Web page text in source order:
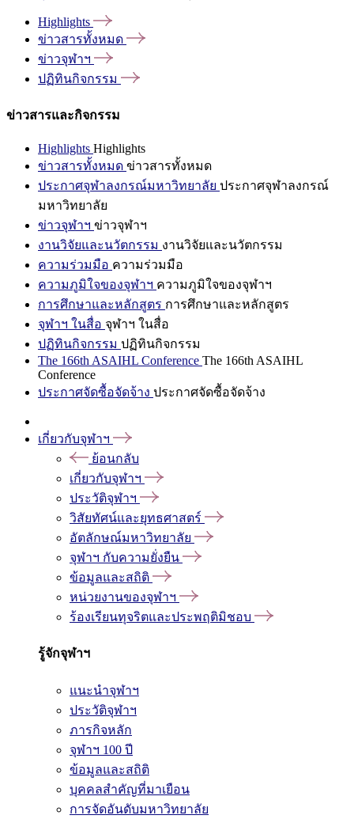
Highlights
ข่าวสารทั้งหมด
ข่าวจุฬาฯ
ปฏิทินกิจกรรม
ข่าวสารและกิจกรรม
Highlights Highlights
ข่าวสารทั้งหมด ข่าวสารทั้งหมด
ประกาศจุฬาลงกรณ์มหาวิทยาลัย ประกาศจุฬาลงกรณ์
มหาวิทยาลัย
ข่าวจุฬาฯ ข่าวจุฬาฯ
งานวิจัยและนวัตกรรม งานวิจัยและนวัตกรรม
ความร่วมมือ ความร่วมมือ
ความภูมิใจของจุฬาฯ ความภูมิใจของจุฬาฯ
การศึกษาและหลักสูตร การศึกษาและหลักสูตร
จุฬาฯ ในสื่อ จุฬาฯ ในสื่อ
ปฏิทินกิจกรรม ปฏิทินกิจกรรม
The 166th ASAIHL Conference The 166th ASAIHL
Conference
ประกาศจัดซื้อจัดจ้าง ประกาศจัดซื้อจัดจ้าง
เกี่ยวกับจุฬาฯ
ย้อนกลับ
เกี่ยวกับจุฬาฯ
ประวัติจุฬาฯ
วิสัยทัศน์และยุทธศาสตร์
อัตลักษณ์มหาวิทยาลัย
จุฬาฯ กับความยั่งยืน
ข้อมูลและสถิติ
หน่วยงานของจุฬาฯ
ร้องเรียนทุจริตและประพฤติมิชอบ
รู้จักจุฬาฯ
แนะนำจุฬาฯ
ประวัติจุฬาฯ
ภารกิจหลัก
จุฬาฯ 100 ปี
ข้อมูลและสถิติ
บุคคลสำคัญที่มาเยือน
การจัดอันดับมหาวิทยาลัย